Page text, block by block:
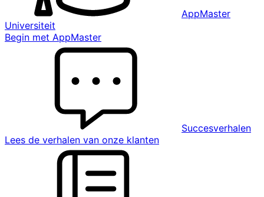
AppMaster
Universiteit
Begin met AppMaster
Succesverhalen
Lees de verhalen van onze klanten